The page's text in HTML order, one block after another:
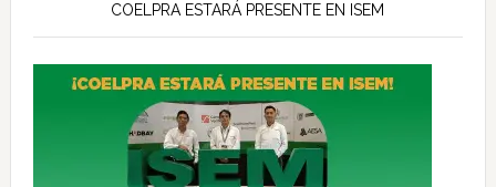
COELPRA ESTARÁ PRESENTE EN ISEM